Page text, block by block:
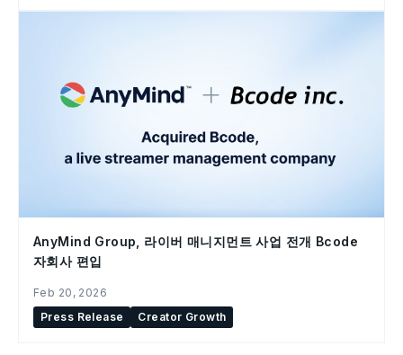
AnyMind Group, 라이버 매니지먼트 사업 전개 Bcode
자회사 편입
Feb 20, 2026
Press Release
Creator Growth